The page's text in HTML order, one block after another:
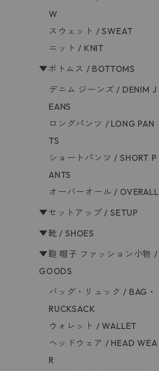
W
スウェット / SWEAT
ニット / KNIT
▼ボトムス / BOTTOMS
デニム ジーンズ / DENIM J
EANS
ロングパンツ / LONG PAN
TS
ショートパンツ / SHORT P
ANTS
オーバーオール / OVERALL
▼セットアップ / SETUP
▼靴 / SHOES
▼鞄 帽子 ファッション小物 /
GOODS
バッグ・リュック / BAG・
RUCKSACK
ウォレット / WALLET
ヘッドウェア / HEAD WEA
R